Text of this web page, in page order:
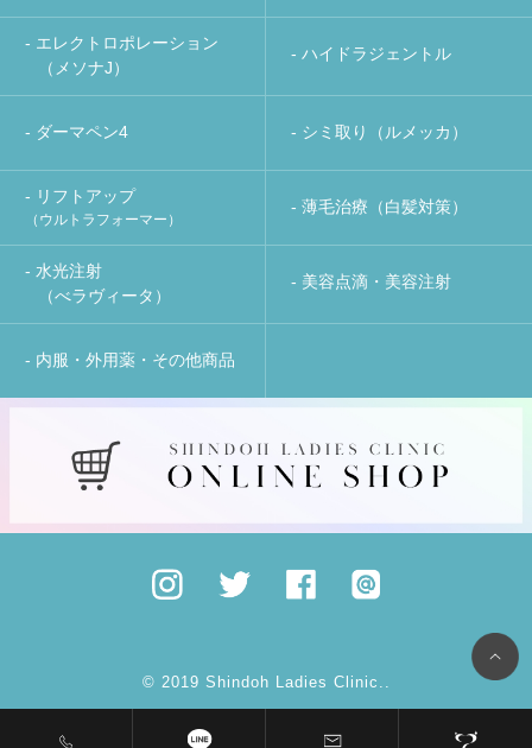
- エレクトロポレーション
（メソナJ）
- ハイドラジェントル
- ダーマペン4 - シミ取り（ルメッカ）
- リフトアップ
（ウルトラフォーマー）
- 薄毛治療（白髪対策）
- 水光注射
（べラヴィータ）
- 美容点滴・美容注射
- 内服・外用薬・その他商品
© 2019 Shindoh Ladies Clinic..